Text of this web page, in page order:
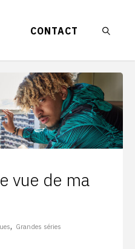
CONTACT
vue de ma
, Grandes séries